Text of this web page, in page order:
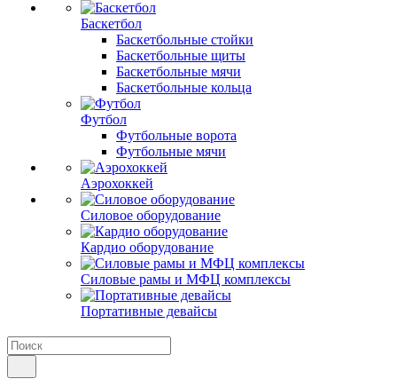
Баскетбол
Баскетбольные стойки
Баскетбольные щиты
Баскетбольные мячи
Баскетбольные кольца
Футбол
Футбольные ворота
Футбольные мячи
Аэрохоккей
Силовое оборудование
Кардио оборудование
Силовые рамы и МФЦ комплексы
Портативные девайсы